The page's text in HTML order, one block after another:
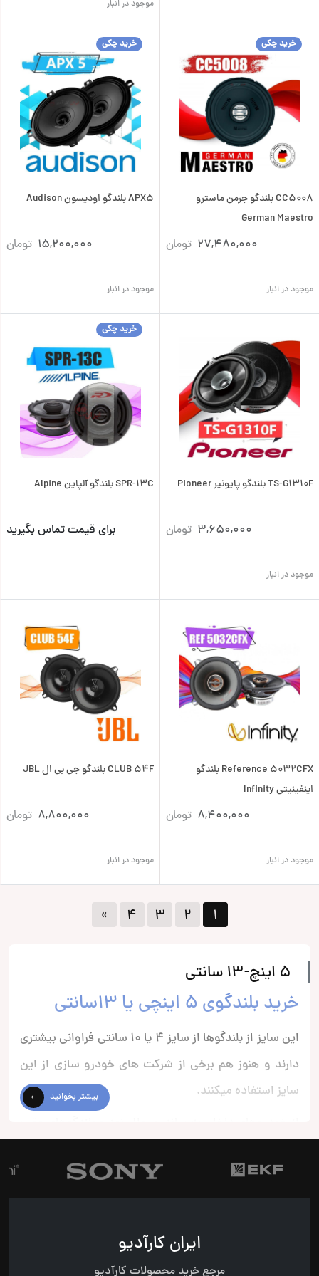
موجود در انبار
خرید چکی
CC5008 بلندگو جرمن ماسترو
German Maestro
27,480,000 تومان
موجود در انبار
خرید چکی
APX5 بلندگو اودیسون Audison
15,200,000 تومان
موجود در انبار
TS-G1310F بلندگو پایونیر Pioneer
3,650,000 تومان
موجود در انبار
خرید چکی
SPR-13C بلندگو آلپاین Alpine
برای قیمت تماس بگیرید
Reference 5032CFX بلندگو
اینفینیتی Infinity
8,400,000 تومان
موجود در انبار
CLUB 54F بلندگو جی بی ال JBL
8,800,000 تومان
موجود در انبار
۱ ۲ ۳ ۴ »
5 اینچ-13 سانتی
خرید بلندگوی 5 اینچی یا 13سانتی
این سایز از بلندگوها از سایز 4 یا 10 سانتی فراوانی بیشتری
دارند و هنوز هم برخی از شرکت های خودرو سازی از این
سایز استفاده میکنند.
سایز سیزده همانند سایز ده تمرکز عمده آن به صدای وکال
بم بسیار کم و در حد اغماض و چشم پوشی میباشد.
بیشتر بخوانید
ایران کارآدیو
مرجع خرید محصولات کارآدیو